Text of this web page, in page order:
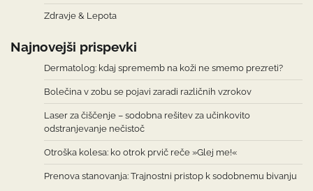
Zdravje & Lepota
Najnovejši prispevki
Dermatolog: kdaj sprememb na koži ne smemo prezreti?
Bolečina v zobu se pojavi zaradi različnih vzrokov
Laser za čiščenje – sodobna rešitev za učinkovito
odstranjevanje nečistoč
Otroška kolesa: ko otrok prvič reče »Glej me!«
Prenova stanovanja: Trajnostni pristop k sodobnemu bivanju